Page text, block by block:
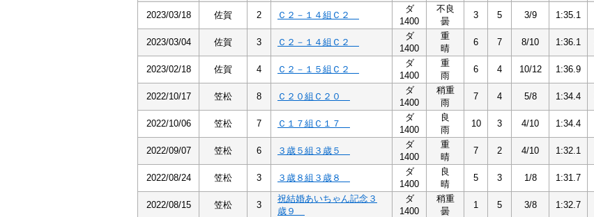
2023/03/18 佐賀 2 Ｃ２－１４組Ｃ２
ダ
1400
不良
曇
3 5 3/9 1:35.1
2023/03/04 佐賀 3 Ｃ２－１４組Ｃ２
ダ
1400
重
晴
6 7 8/10 1:36.1
2023/02/18 佐賀 4 Ｃ２－１５組Ｃ２
ダ
1400
重
雨
6 4 10/12 1:36.9
2022/10/17 笠松 8 Ｃ２０組Ｃ２０
ダ
1400
稍重
雨
7 4 5/8 1:34.4
2022/10/06 笠松 7 Ｃ１７組Ｃ１７
ダ
1400
良
雨
10 3 4/10 1:34.4
2022/09/07 笠松 6 ３歳５組３歳５
ダ
1400
重
晴
7 2 4/10 1:32.1
2022/08/24 笠松 3 ３歳８組３歳８
ダ
1400
良
晴
5 3 1/8 1:31.7
2022/08/15 笠松 3
祝結婚あいちゃん記念３
歳９
ダ
1400
稍重
曇
1 5 3/8 1:32.7